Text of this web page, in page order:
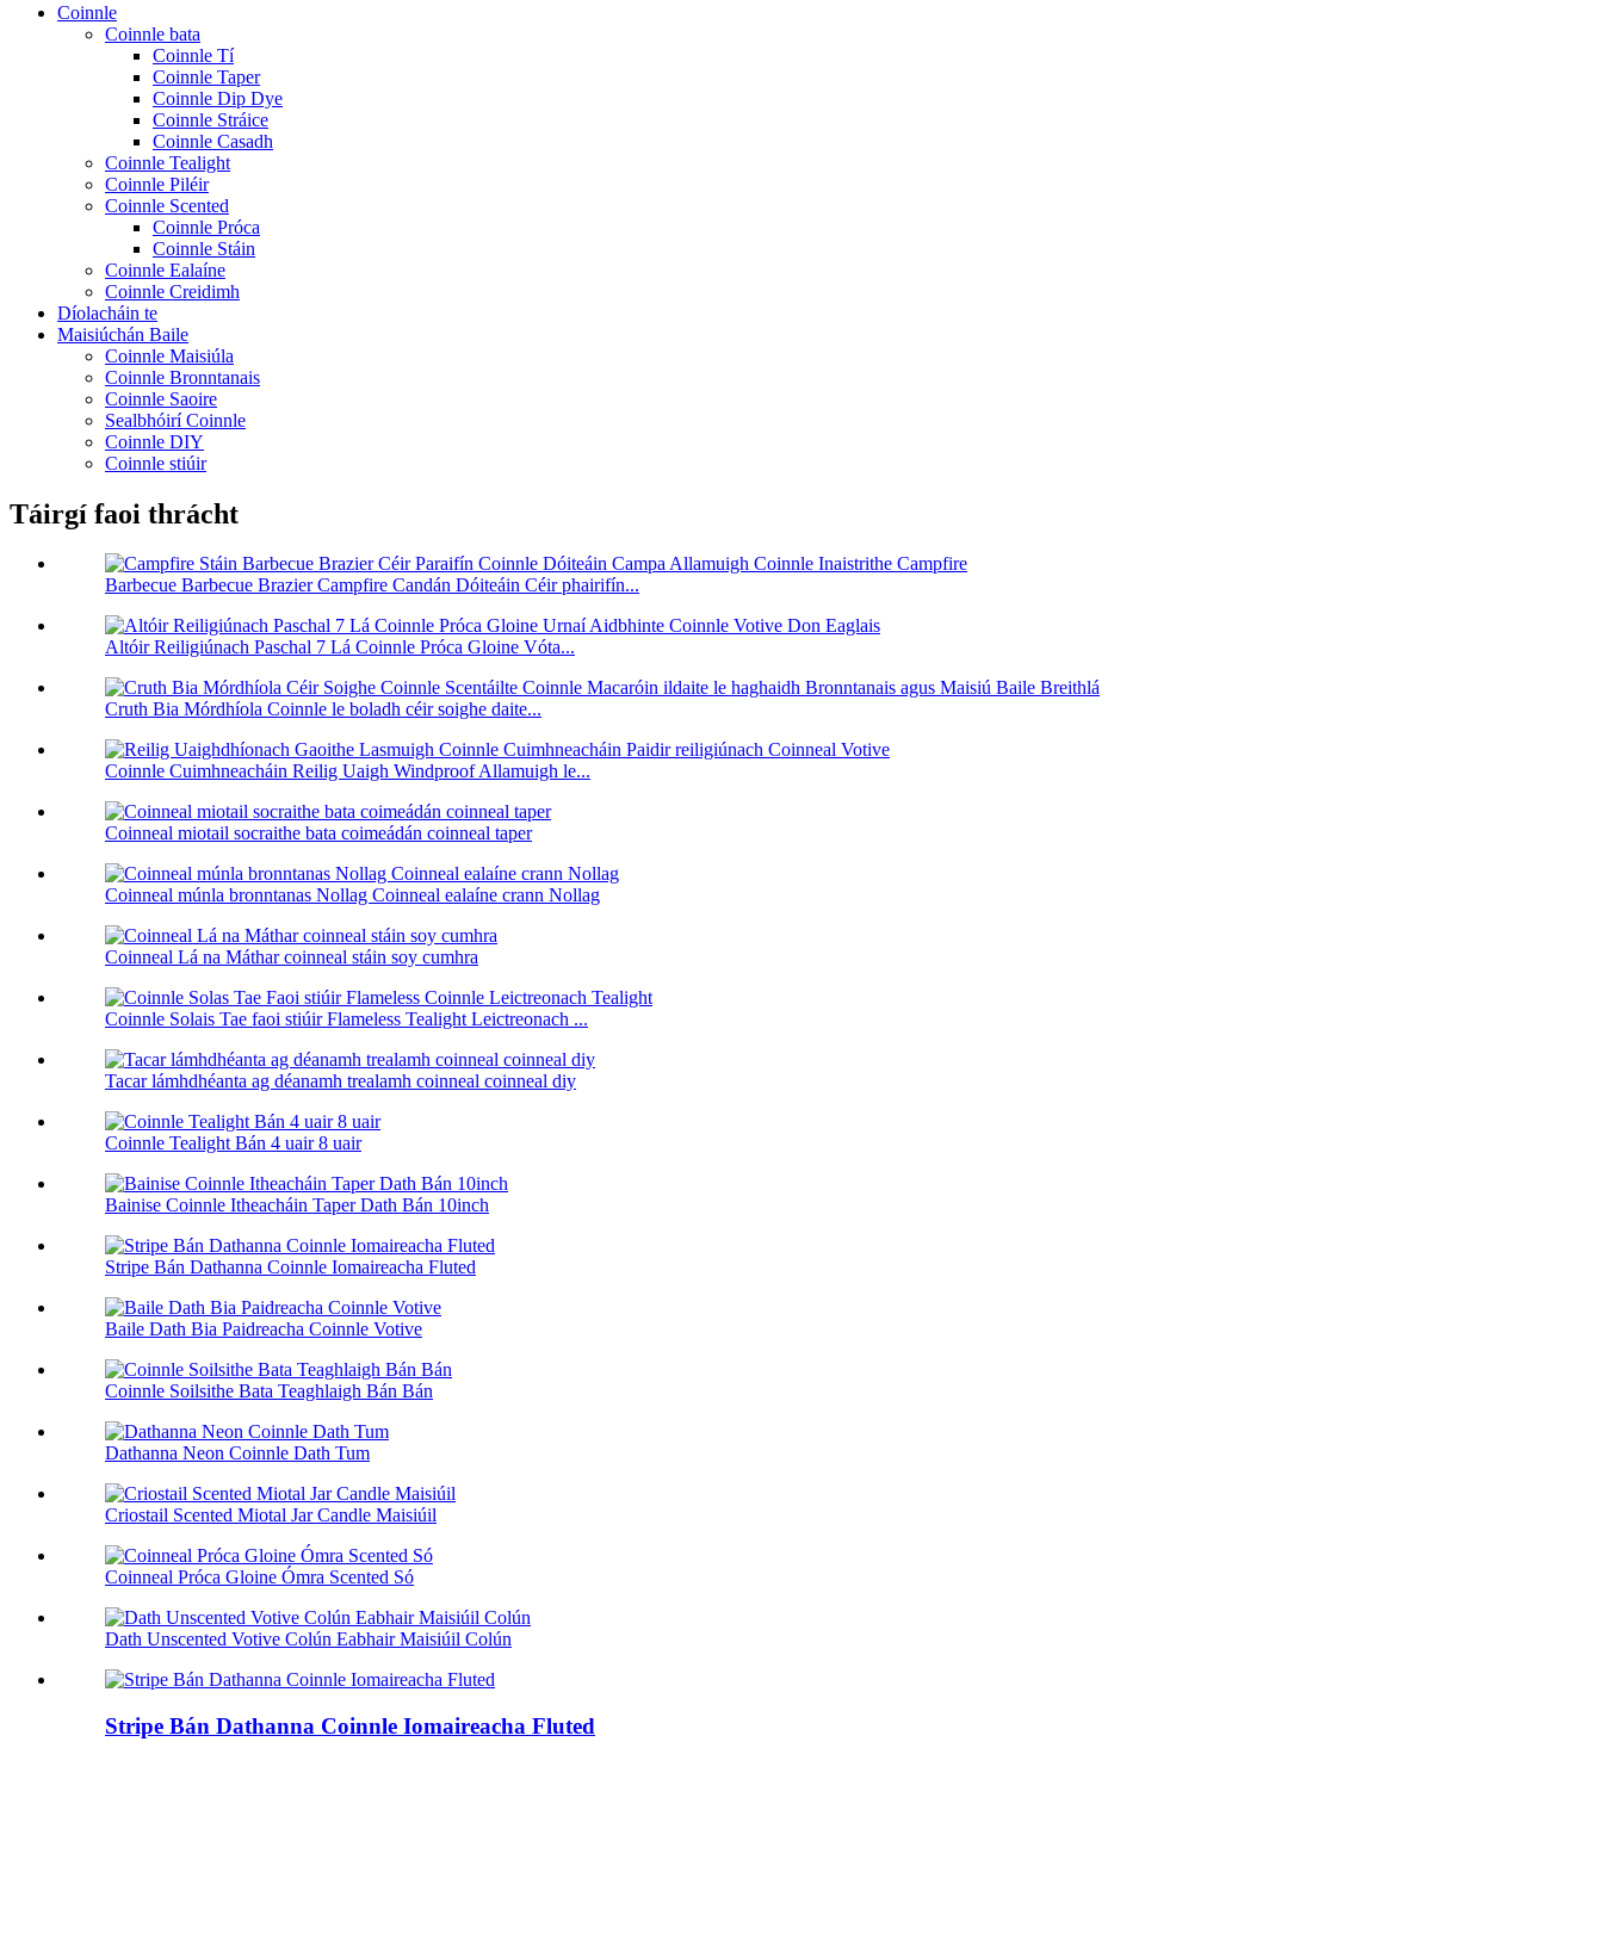
Coinnle
Coinnle bata
Coinnle Tí
Coinnle Taper
Coinnle Dip Dye
Coinnle Stráice
Coinnle Casadh
Coinnle Tealight
Coinnle Piléir
Coinnle Scented
Coinnle Próca
Coinnle Stáin
Coinnle Ealaíne
Coinnle Creidimh
Díolacháin te
Maisiúchán Baile
Coinnle Maisiúla
Coinnle Bronntanais
Coinnle Saoire
Sealbhóirí Coinnle
Coinnle DIY
Coinnle stiúir
Táirgí faoi thrácht
Barbecue Barbecue Brazier Campfire Candán Dóiteáin Céir phairifín...
Altóir Reiligiúnach Paschal 7 Lá Coinnle Próca Gloine Vóta...
Cruth Bia Mórdhíola Coinnle le boladh céir soighe daite...
Coinnle Cuimhneacháin Reilig Uaigh Windproof Allamuigh le...
Coinneal miotail socraithe bata coimeádán coinneal taper
Coinneal múnla bronntanas Nollag Coinneal ealaíne crann Nollag
Coinneal Lá na Máthar coinneal stáin soy cumhra
Coinnle Solais Tae faoi stiúir Flameless Tealight Leictreonach ...
Tacar lámhdhéanta ag déanamh trealamh coinneal coinneal diy
Coinnle Tealight Bán 4 uair 8 uair
Bainise Coinnle Itheacháin Taper Dath Bán 10inch
Stripe Bán Dathanna Coinnle Iomaireacha Fluted
Baile Dath Bia Paidreacha Coinnle Votive
Coinnle Soilsithe Bata Teaghlaigh Bán Bán
Dathanna Neon Coinnle Dath Tum
Criostail Scented Miotal Jar Candle Maisiúil
Coinneal Próca Gloine Ómra Scented Só
Dath Unscented Votive Colún Eabhair Maisiúil Colún
Stripe Bán Dathanna Coinnle Iomaireacha Fluted